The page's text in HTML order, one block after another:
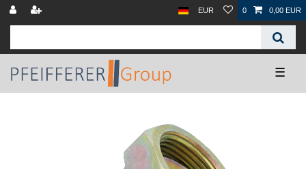
EUR 0 0,00 EUR
☰